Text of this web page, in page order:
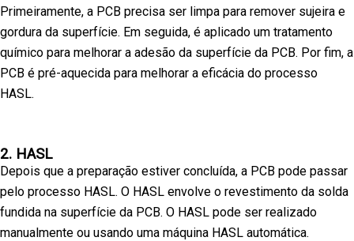
Primeiramente, a PCB precisa ser limpa para remover sujeira e
gordura da superfície. Em seguida, é aplicado um tratamento
químico para melhorar a adesão da superfície da PCB. Por fim, a
PCB é pré-aquecida para melhorar a eficácia do processo
HASL.
2. HASL
Depois que a preparação estiver concluída, a PCB pode passar
pelo processo HASL. O HASL envolve o revestimento da solda
fundida na superfície da PCB. O HASL pode ser realizado
manualmente ou usando uma máquina HASL automática.